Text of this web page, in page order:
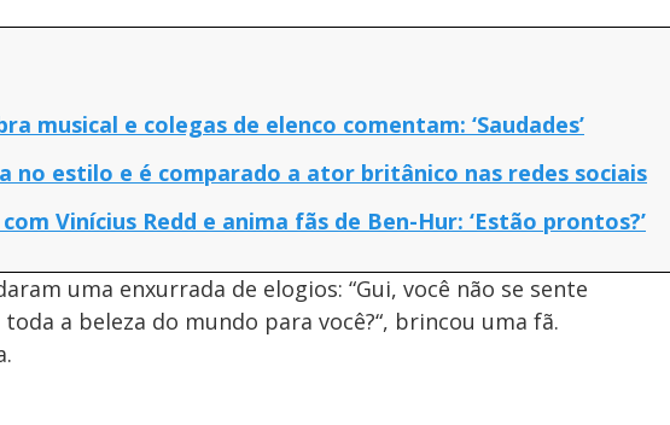
musical e colegas de elenco comentam: ‘Saudades’
no estilo e é comparado a ator britânico nas redes sociais
Vinícius Redd e anima fãs de Ben-Hur: ‘Estão prontos?’
uma enxurrada de elogios: “Gui, você não se sente
a beleza do mundo para você?“, brincou uma fã.